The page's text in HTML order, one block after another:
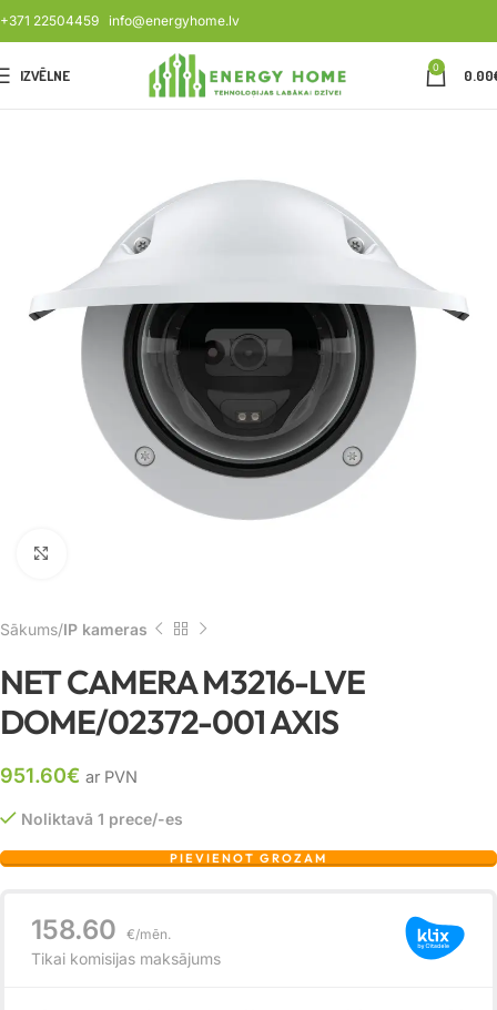
+371 22504459 info@energyhome.lv
IZVĒLNE 0 0.00
Sākums IP kameras
NET CAMERA M3216-LVE
DOME/02372-001 AXIS
951.60€ ar PVN
Noliktavā 1 prece/-es
PIEVIENOT GROZAM